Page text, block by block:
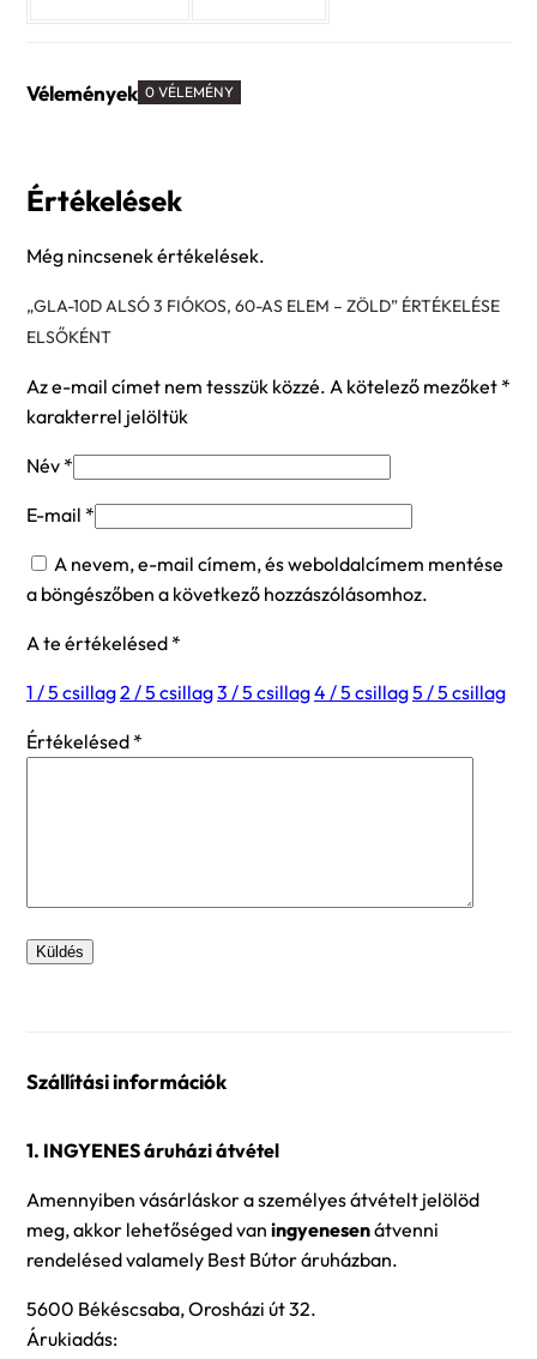
Vélemények 0 VÉLEMÉNY
Értékelések
Még nincsenek értékelések.
„GLA-10D ALSÓ 3 FIÓKOS, 60-AS ELEM – ZÖLD” ÉRTÉKELÉSE
ELSŐKÉNT
Az e-mail címet nem tesszük közzé. A kötelező mezőket *
karakterrel jelöltük
Név *
E-mail *
A nevem, e-mail címem, és weboldalcímem mentése
a böngészőben a következő hozzászólásomhoz.
A te értékelésed *
1 / 5 csillag2 / 5 csillag3 / 5 csillag4 / 5 csillag5 / 5 csillag
Értékelésed *
Szállítási információk
1. INGYENES áruházi átvétel
Amennyiben vásárláskor a személyes átvételt jelölöd
meg, akkor lehetőséged van ingyenesenátvenni
rendelésed valamely Best Bútor áruházban.
5600 Békéscsaba, Orosházi út 32.
Árukiadás: